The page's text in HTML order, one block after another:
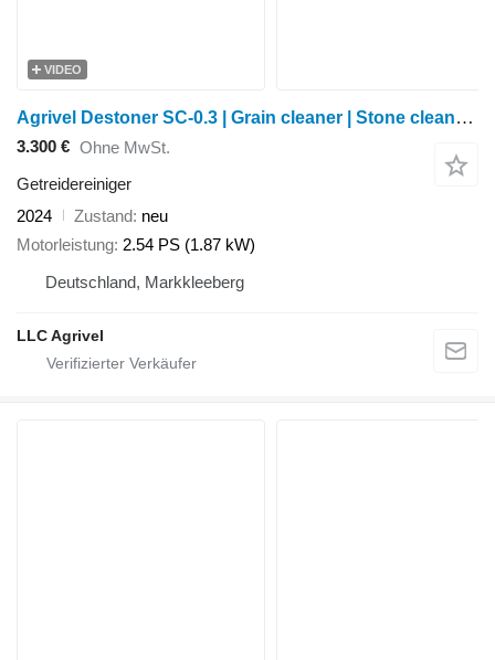
VIDEO
Agrivel Destoner SC-0.3 | Grain cleaner | Stone cleaner SC
3.300 € Ohne MwSt.
Getreidereiniger
2024
Zustand neu
Motorleistung 2.54 PS (1.87 kW)
Deutschland, Markkleeberg
LLC Agrivel